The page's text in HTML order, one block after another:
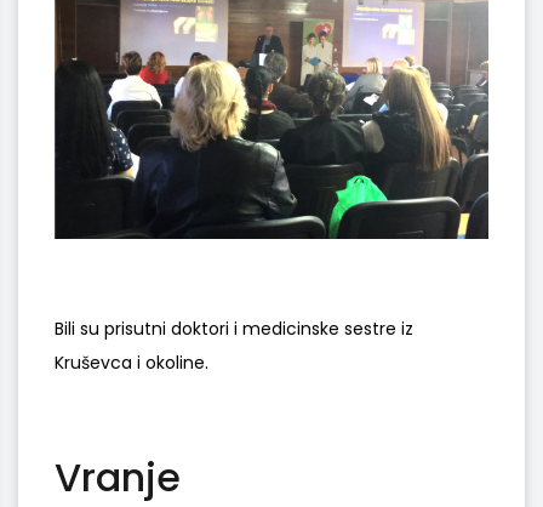
Bili su prisutni doktori i medicinske sestre iz
Kruševca i okoline.
Vranje